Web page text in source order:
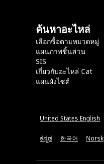
ค้นหาอะไหล่
เลือกซื้อตามหมวดหมู่
แผนภาพชิ้นส่วน
SIS
เกี่ยวกับอะไหล่ Cat
แผนผังไซต์
United States English
ಕನ್ನಡ 한국어 Norsk